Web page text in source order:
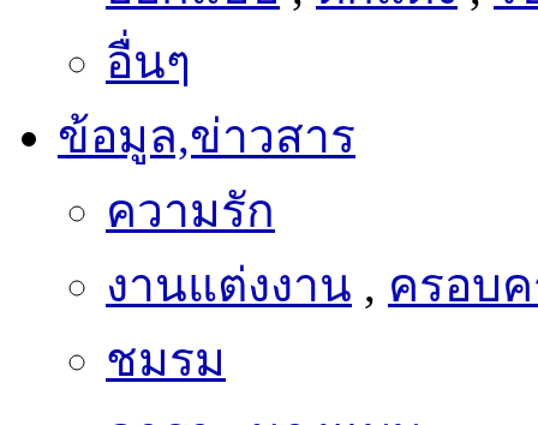
อื่นๆ
ข้อมูล,ข่าวสาร
ความรัก
งานแต่งงาน
ชมรม
ดารา,